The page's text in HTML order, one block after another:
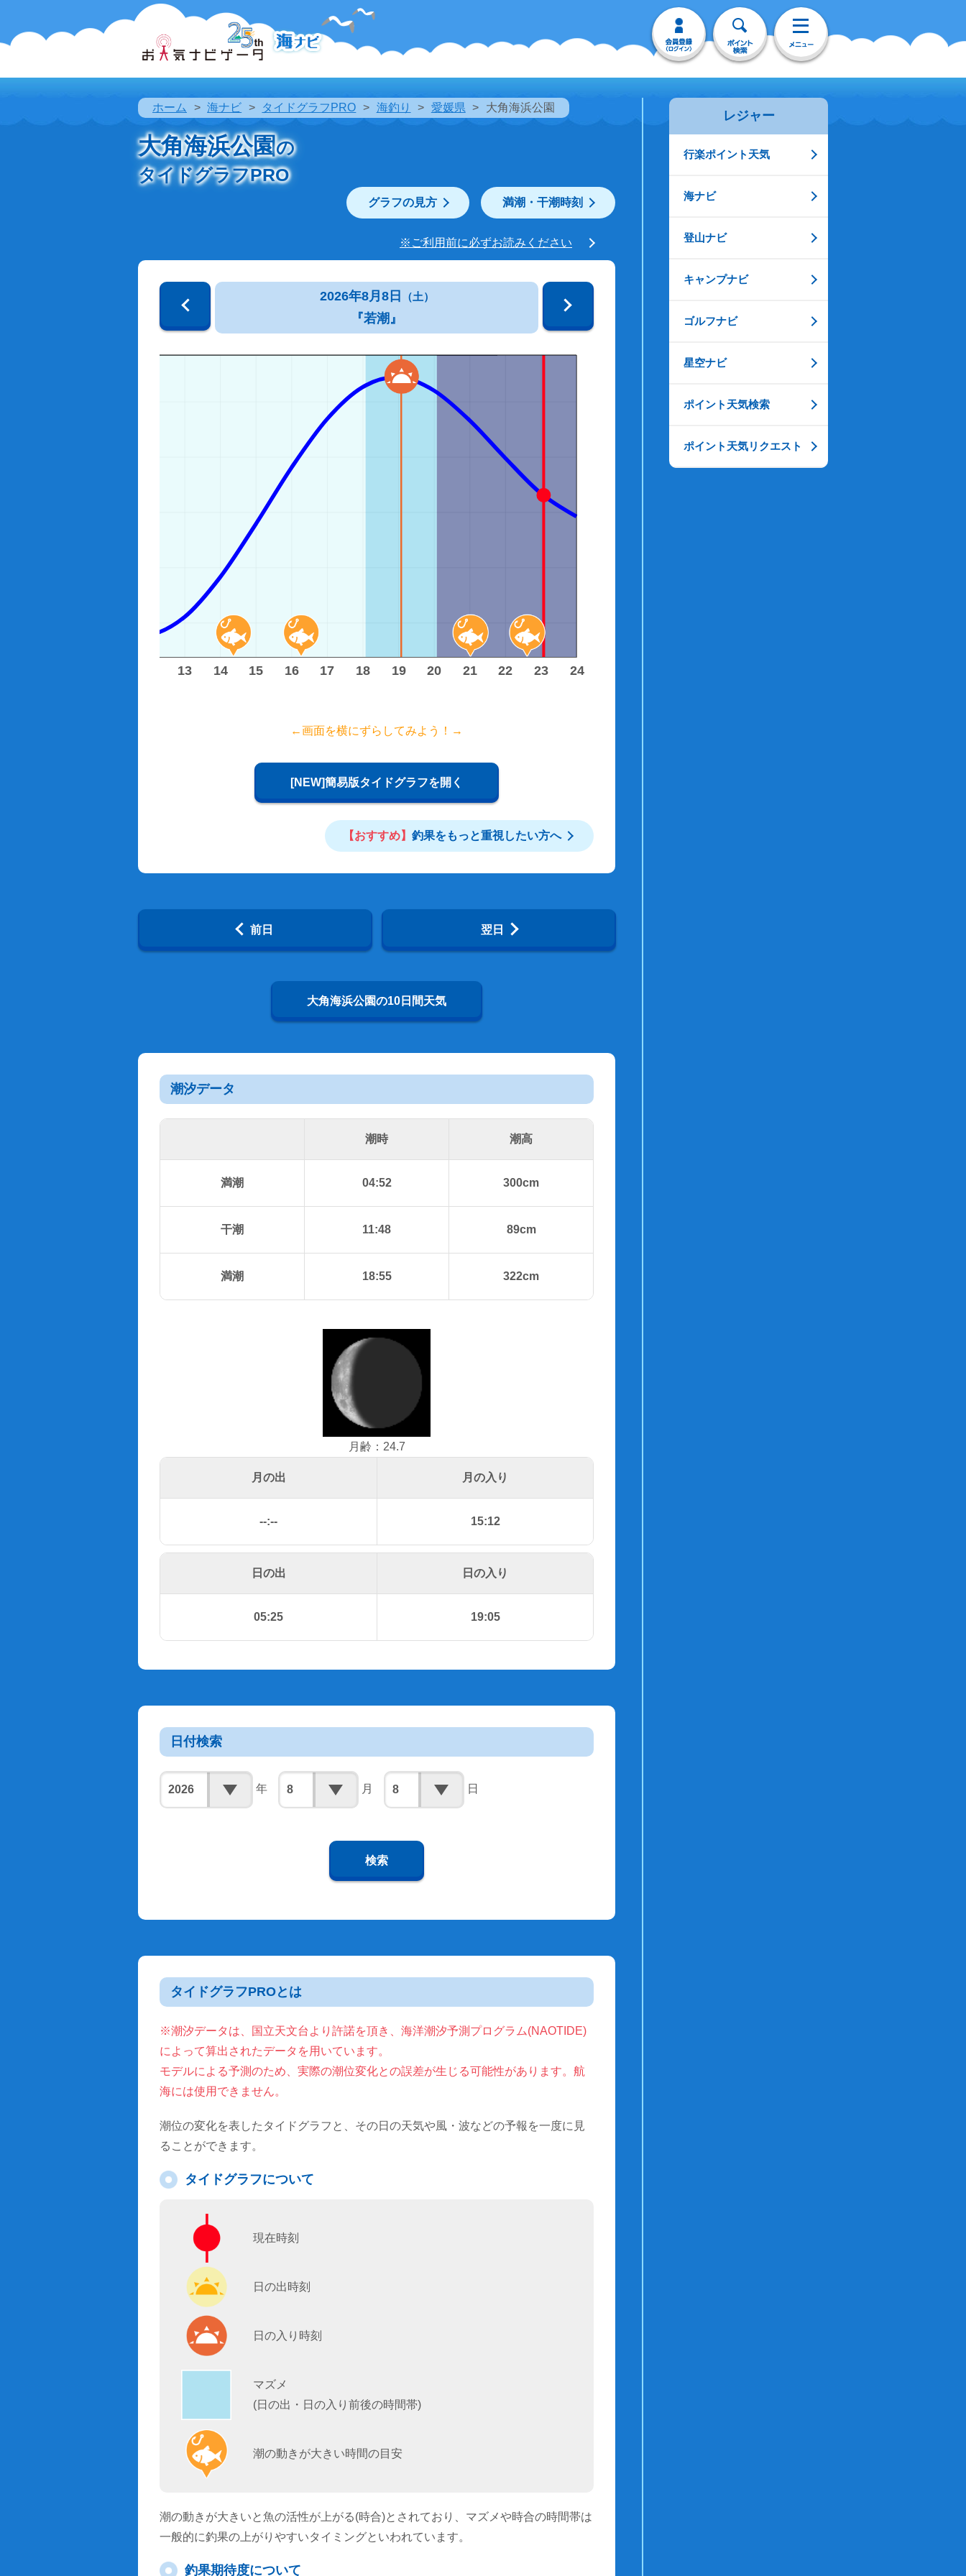
ホーム 海ナビ タイドグラフPRO 海釣り 愛媛県 大角海浜公園
大角海浜公園の
タイドグラフPRO
グラフの見方 満潮・干潮時刻
※ご利用前に必ずお読みください
2026年8月8日 （土）
『若潮』
13 14 15 16 17 18 19 20 21 22 23 24
←画面を横にずらしてみよう！→
[NEW]簡易版タイドグラフを開く
【おすすめ】 釣果をもっと重視したい方へ
前日 翌日
大角海浜公園の10日間天気
潮汐データ
潮時 潮高
満潮 04:52 300cm
干潮 11:48 89cm
満潮 18:55 322cm
月齢：24.7
月の出 月の入り
--:-- 15:12
日の出 日の入り
05:25 19:05
日付検索
年 月 日
検索
タイドグラフPROとは
※潮汐データは、国立天文台より許諾を頂き、海洋潮汐予測プログラム(NAOTIDE)
によって算出されたデータを用いています。
モデルによる予測のため、実際の潮位変化との誤差が生じる可能性があります。航
海には使用できません。
潮位の変化を表したタイドグラフと、その日の天気や風・波などの予報を一度に見
ることができます。
タイドグラフについて
現在時刻
日の出時刻
日の入り時刻
マズメ
(日の出・日の入り前後の時間帯)
潮の動きが大きい時間の目安
潮の動きが大きいと魚の活性が上がる(時合)とされており、マズメや時合の時間帯は
一般的に釣果の上がりやすいタイミングといわれています。
釣果期待度について
レジャー
行楽ポイント天気
海ナビ
登山ナビ
キャンプナビ
ゴルフナビ
星空ナビ
ポイント天気検索
ポイント天気リクエスト